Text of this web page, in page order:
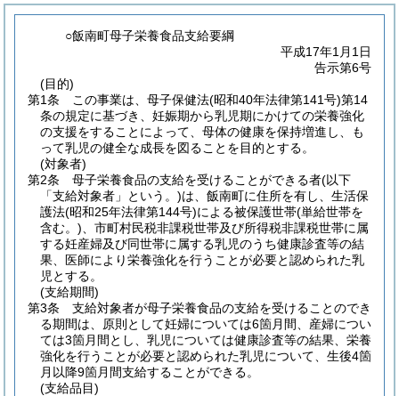
○飯南町母子栄養食品支給要綱
平成17年1月1日
告示第6号
(目的)
第1条
この事業は、母子保健法(昭和40年法律第141号)第14
条の規定に基づき、妊娠期から乳児期にかけての栄養強化
の支援をすることによって、母体の健康を保持増進し、も
って乳児の健全な成長を図ることを目的とする。
(対象者)
第2条
母子栄養食品の支給を受けることができる者(以下
「支給対象者」という。)は、飯南町に住所を有し、生活保
護法(昭和25年法律第144号)による被保護世帯(単給世帯を
含む。) 、市町村民税非課税世帯及び所得税非課税世帯に属
する妊産婦及び同世帯に属する乳児のうち健康診査等の結
果、医師により栄養強化を行うことが必要と認められた乳
児とする。
(支給期間)
第3条
支給対象者が母子栄養食品の支給を受けることのでき
る期間は、原則として妊婦については6箇月間、産婦につい
ては3箇月間とし、乳児については健康診査等の結果、栄養
強化を行うことが必要と認められた乳児について、生後4箇
月以降9箇月間支給することができる。
(支給品目)